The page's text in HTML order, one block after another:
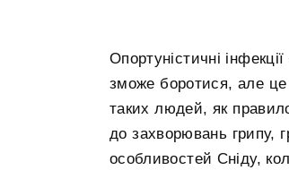
Опортуністичні
зможе боротися, але
таких людей, як
до захворювань грипу,
особливостей Сніду,